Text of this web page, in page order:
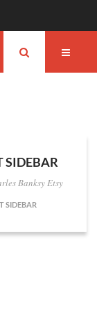
SIDEBAR
Banksy Etsy
SIDEBAR